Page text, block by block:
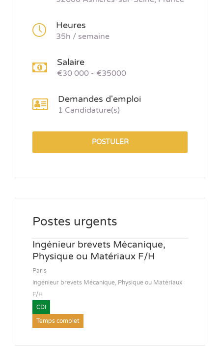
Heures
35h / semaine
Salaire
€30 000 - €35000
Demandes d'emploi
1 Candidature(s)
POSTULER
Postes urgents
Ingénieur brevets Mécanique,
Physique ou Matériaux F/H
Paris
Ingénieur brevets Mécanique, Physique ou Matériaux
F/H
CDI
Temps complet